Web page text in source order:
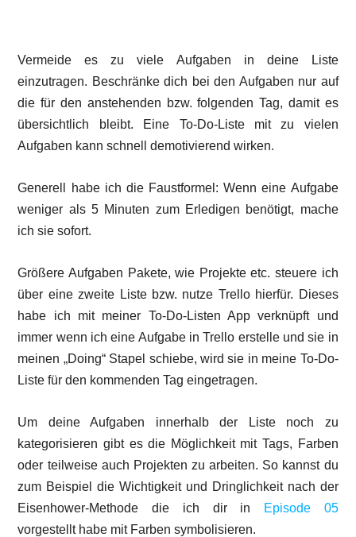
Vermeide es zu viele Aufgaben in deine Liste
einzutragen. Beschränke dich bei den Aufgaben nur auf
die für den anstehenden bzw. folgenden Tag, damit es
übersichtlich bleibt. Eine To-Do-Liste mit zu vielen
Aufgaben kann schnell demotivierend wirken.
Generell habe ich die Faustformel: Wenn eine Aufgabe
weniger als 5 Minuten zum Erledigen benötigt, mache
ich sie sofort.
Größere Aufgaben Pakete, wie Projekte etc. steuere ich
über eine zweite Liste bzw. nutze Trello hierfür. Dieses
habe ich mit meiner To-Do-Listen App verknüpft und
immer wenn ich eine Aufgabe in Trello erstelle und sie in
meinen „Doing“ Stapel schiebe, wird sie in meine To-Do-
Liste für den kommenden Tag eingetragen.
Um deine Aufgaben innerhalb der Liste noch zu
kategorisieren gibt es die Möglichkeit mit Tags, Farben
oder teilweise auch Projekten zu arbeiten. So kannst du
zum Beispiel die Wichtigkeit und Dringlichkeit nach der
Eisenhower-Methode die ich dir in
Episode 05
vorgestellt habe mit Farben symbolisieren.